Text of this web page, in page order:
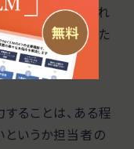
ててと突き返され
イスされるとした
ることは、ある程
というか担当者の